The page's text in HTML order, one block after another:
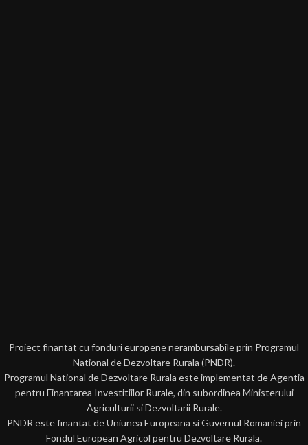
Proiect finantat cu fonduri europene nerambursabile prin Programul
National de Dezvoltare Rurala (PNDR).
Programul National de Dezvoltare Rurala este implementat de Agentia
pentru Finantarea Investitiilor Rurale, din subordinea Ministerului
Agriculturii si Dezvoltarii Rurale.
PNDR este finantat de Uniunea Europeana si Guvernul Romaniei prin
Fondul European Agricol pentru Dezvoltare Rurala.